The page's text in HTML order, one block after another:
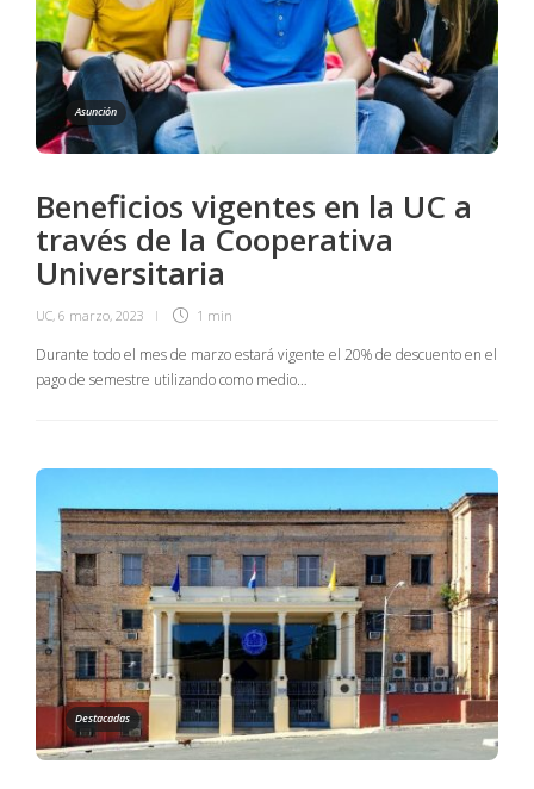
Asunción
Beneficios vigentes en la UC a
través de la Cooperativa
Universitaria
UC, 6 marzo, 2023 1 min
Durante todo el mes de marzo estará vigente el 20% de descuento en el
pago de semestre utilizando como medio…
Destacadas